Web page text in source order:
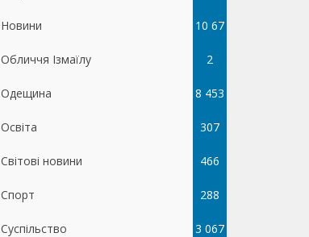
Новини 10 67
5
Обличчя Ізмаїлу 2
Одещина 8 453
Освіта 307
Світові новини 466
Спорт 288
Суспільство 3 067